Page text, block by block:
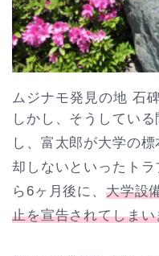
ムジナモ発見の地 石
しかし、そうしてい
し、富太郎が大学の
却しないといったト
ら6ヶ月後に、 大学設
止を宣告されてしまい